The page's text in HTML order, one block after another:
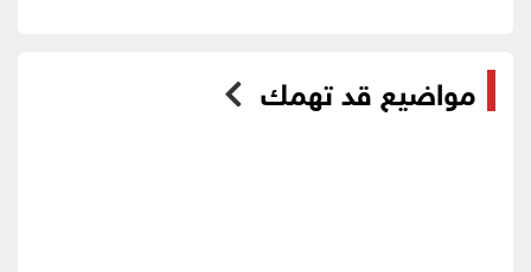
مواضيع قد تهمك